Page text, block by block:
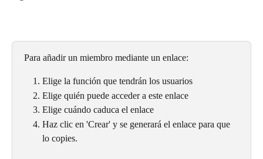
Para añadir un miembro mediante un enlace:
Elige la función que tendrán los usuarios
Elige quién puede acceder a este enlace
Elige cuándo caduca el enlace
Haz clic en 'Crear' y se generará el enlace para que
lo copies.